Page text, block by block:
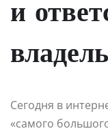
и
Сегодня в
«самого